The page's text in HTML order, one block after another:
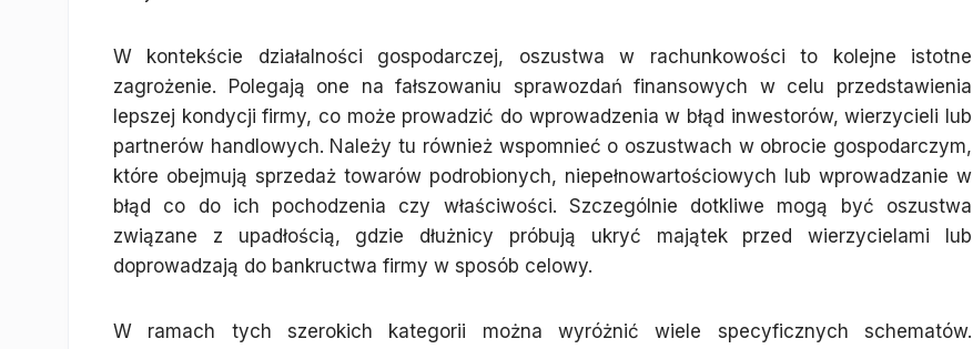
W kontekście działalności gospodarczej, oszustwa w rachunkowości to kolejne istotne
zagrożenie. Polegają one na fałszowaniu sprawozdań finansowych w celu przedstawienia
lepszej kondycji firmy, co może prowadzić do wprowadzenia w błąd inwestorów, wierzycieli lub
partnerów handlowych. Należy tu również wspomnieć o oszustwach w obrocie gospodarczym,
które obejmują sprzedaż towarów podrobionych, niepełnowartościowych lub wprowadzanie w
błąd co do ich pochodzenia czy właściwości. Szczególnie dotkliwe mogą być oszustwa
związane z upadłością, gdzie dłużnicy próbują ukryć majątek przed wierzycielami lub
doprowadzają do bankructwa firmy w sposób celowy.
W ramach tych szerokich kategorii można wyróżnić wiele specyficznych schematów.